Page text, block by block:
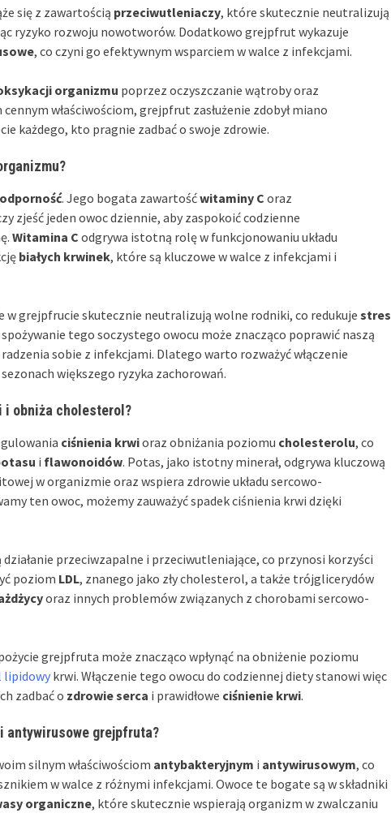
się z zawartością przeciwutleniaczy, które skutecznie neutralizują
ryzyko rozwoju nowotworów. Dodatkowo grejpfrut wykazuje
, co czyni go efektywnym wsparciem w walce z infekcjami.
organizmu poprzez oczyszczanie wątroby oraz
właściwościom, grejpfrut zasłużenie zdobył miano
każdego, kto pragnie zadbać o swoje zdrowie.
odporność. Jego bogata zawartośćwitaminy C oraz
zjeść jeden owoc dziennie, aby zaspokoić codzienne
Witamina C odgrywa istotną rolę w funkcjonowaniu układu
białych krwinek, które są kluczowe w walce z infekcjami i
grejpfrucie skutecznie neutralizują wolne rodniki, co redukuje stres
tego soczystego owocu może znacząco poprawić naszą
sobie z infekcjami. Dlatego warto rozważyć włączenie
większego ryzyka zachorowań.
obniża cholesterol?
ciśnienia krwioraz obniżania poziomu cholesterolu, co
i flawonoidów. Potas, jako istotny minerał, odgrywa kluczową
w organizmie oraz wspiera zdrowie układu sercowo-
ten owoc, możemy zauważyć spadek ciśnienia krwi dzięki
przeciwzapalne i przeciwutleniające, co przynosi korzyści
poziom LDL, znanego jako zły cholesterol, a także trójglicerydów
oraz innych problemów związanych z chorobami sercowo-
grejpfruta może znacząco wpłynąć na obniżenie poziomu
krwi. Włączenie tego owocu do codziennej diety stanowi więc
zadbać o zdrowie serca i prawidłowe ciśnienie krwi.
antywirusowe grejpfruta?
silnym właściwościom antybakteryjnym i antywirusowym, co
w walce z różnymi infekcjami. Owoce te bogate są w składniki
organiczne, które skutecznie wspierają organizm w zwalczaniu